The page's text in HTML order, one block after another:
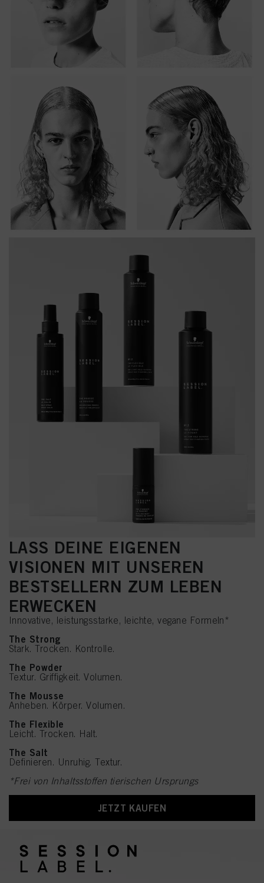
LASS DEINE EIGENEN
VISIONEN MIT UNSEREN
BESTSELLERN ZUM LEBEN
ERWECKEN
Innovative, leistungsstarke, leichte, vegane Formeln*
The Strong
Stark. Trocken. Kontrolle.
The Powder
Textur. Griffigkeit. Volumen.
The Mousse
Anheben. Körper. Volumen.
The Flexible
Leicht. Trocken. Halt.
The Salt
Definieren. Unruhig. Textur.
*Frei von Inhaltsstoffen tierischen Ursprungs
JETZT KAUFEN